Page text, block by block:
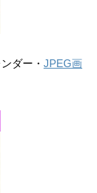
ダー・ JPEG画